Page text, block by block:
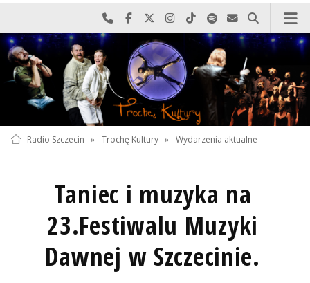
Najlepiej po prostu do nas zadzwoń
Odwiedź nas na Facebook-u
Odwiedź nas na X
Odwiedź nas na Instagram-ie
Odwiedź nas na TikTok-u
Szukaj nas na Spotify
Wyślij do nas
Szukaj
Radio Szczecin » Trochę Kultury » Wydarzenia aktualne
Taniec i muzyka na
23.Festiwalu Muzyki
Dawnej w Szczecinie.